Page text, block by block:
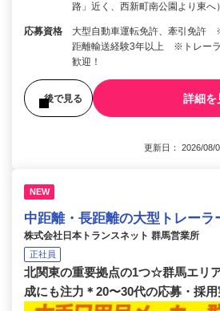
路」近く、西新町南公園より東
応募資格
大型自動車運転免許、牽引免許
距離輸送経験3年以上 ※トレー
歓迎！
後で見る 詳細を
更新日： 2026/
NEW
中距離・長距離の大型トレーラ
株式会社日本トランスネット 群馬営業所
正社員
北関東の重要拠点の1つ☆群馬エリ
成にも注力＊20〜30代の応募・採用